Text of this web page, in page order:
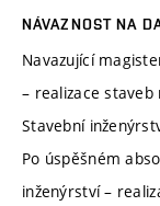
NÁVAZNOST NA
Navazující
– realizace
Stavební
Po úspěšném
inženýrství –